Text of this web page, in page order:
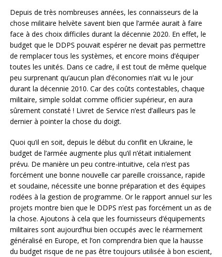
Depuis de très nombreuses années, les connaisseurs de la
chose militaire helvète savent bien que l’armée aurait à faire
face à des choix difficiles durant la décennie 2020. En effet, le
budget que le DDPS pouvait espérer ne devait pas permettre
de remplacer tous les systèmes, et encore moins d’équiper
toutes les unités. Dans ce cadre, il est tout de même quelque
peu surprenant qu’aucun plan d’économies n’ait vu le jour
durant la décennie 2010. Car des coûts contestables, chaque
militaire, simple soldat comme officier supérieur, en aura
sûrement constaté ! Livret de Service n’est d’ailleurs pas le
dernier à pointer la chose du doigt.
Quoi qu’il en soit, depuis le début du conflit en Ukraine, le
budget de l’armée augmente plus qu’il n’était initialement
prévu. De manière un peu contre-intuitive, cela n’est pas
forcément une bonne nouvelle car pareille croissance, rapide
et soudaine, nécessite une bonne préparation et des équipes
rodées à la gestion de programme. Or le rapport annuel sur les
projets montre bien que le DDPS n’est pas forcément un as de
la chose. Ajoutons à cela que les fournisseurs d’équipements
militaires sont aujourd’hui bien occupés avec le réarmement
généralisé en Europe, et l’on comprendra bien que la hausse
du budget risque de ne pas être toujours utilisée à bon escient,